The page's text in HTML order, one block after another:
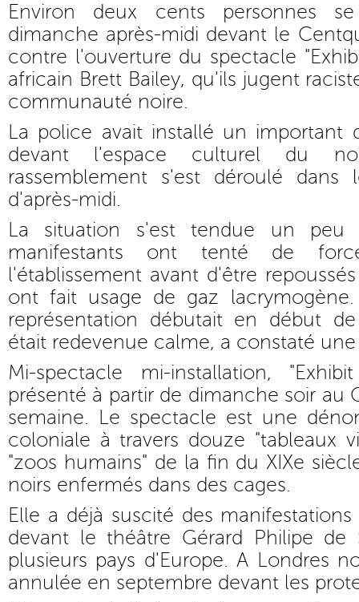
Environ deux cents personnes
dimanche après-midi devant le
contre l'ouverture du spectacle
africain Brett Bailey, qu'ils jugent
communauté noire.
La police avait installé un important
devant l'espace culturel du
rassemblement s'est déroulé
d'après-midi.
La situation s'est tendue un peu
manifestants ont tenté de
l'établissement avant d'être
ont fait usage de gaz
représentation débutait en début
était redevenue calme, a constaté
Mi-spectacle mi-installation,
présenté à partir de dimanche soir au
semaine. Le spectacle est une
coloniale à travers douze "tableaux
"zoos humains" de la fin du XIXe
noirs enfermés dans des cages.
Elle a déjà suscité des
devant le théâtre Gérard Philipe de
plusieurs pays d'Europe. A Londres
annulée en septembre devant les